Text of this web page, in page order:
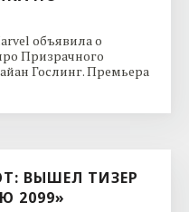
объявила о
Призрачного
Гослинг. Премьера
ВЫШЕЛ ТИЗЕР
2099»